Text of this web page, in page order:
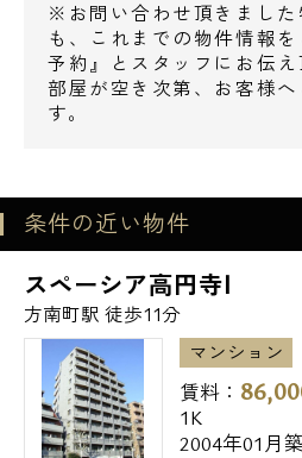
※お問い合わせ頂きました
も、これまでの物件情報
予約』とスタッフにお伝
部屋が空き次第、お客様
す。
条件の近い物件
スペーシア高円寺Ⅰ
方南町駅 徒歩11分
マンション
賃料：
1K
2004年01月築
0120-
メールでお問い合わせ
お問い合